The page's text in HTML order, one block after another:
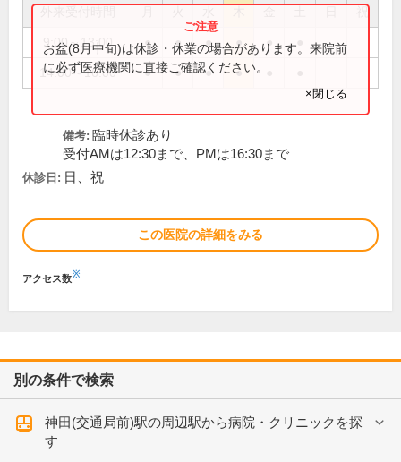
祝
9:00～13:00 ● ● ● ● ●
14:00～16:00 ● ● ● ●
お盆(8月中旬)は休診・休業の場合があります。来院前
に必ず医療機関に直接ご確認ください。
×閉じる
備考: 臨時休診あり
受付AMは12:30まで、PMは16:30まで
休診日: 日、祝
この医院の詳細をみる
アクセス数※
別の条件で検索
神田(交通局前)駅の周辺駅から病院・クリニックを探
す